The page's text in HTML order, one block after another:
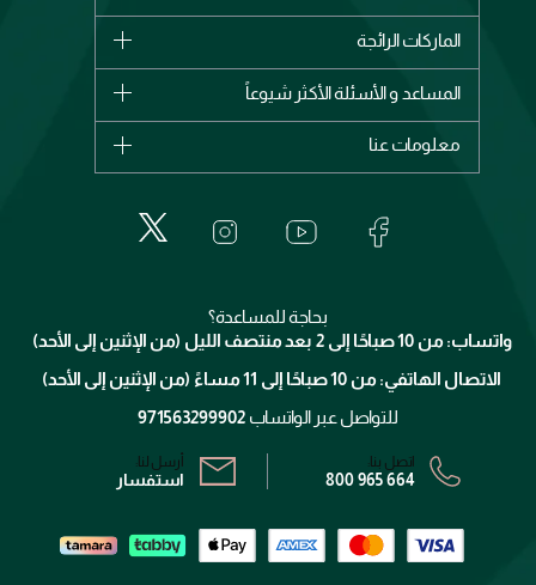
الأكثر مبيعاً
اشترِ بطاقة هدية
الماركات الرائجة
بربري
إيف سان لوران
المساعد و الأسئلة الأكثر شيوعاً
الإرجاع
معلومات عنا
خدمات المعارض
برنامج الولاء ميوز
الشروط و الأحكام
سياسة الخصوصية
بحاجة للمساعدة؟
واتساب: من 10 صباحًا إلى 2 بعد منتصف الليل (من الإثنين إلى الأحد)
الاتصال الهاتفي: من 10 صباحًا إلى 11 مساءً (من الإثنين إلى الأحد)
للتواصل عبر الواتساب 971563299902
اتصل بنا:
800 965 664
أرسل لنا:
استفسار